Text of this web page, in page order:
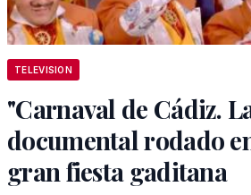
TELEVISION
"Carnaval de Cádiz.
documental rodado
gran fiesta gaditana